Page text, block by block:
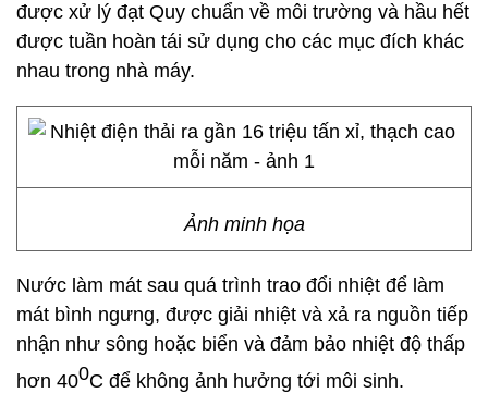
được xử lý đạt Quy chuẩn về môi trường và hầu hết
được tuần hoàn tái sử dụng cho các mục đích khác
nhau trong nhà máy.
Ảnh minh họa
Nước làm mát sau quá trình trao đổi nhiệt để làm
mát bình ngưng, được giải nhiệt và xả ra nguồn tiếp
nhận như sông hoặc biển và đảm bảo nhiệt độ thấp
hơn 400C để không ảnh hưởng tới môi sinh.